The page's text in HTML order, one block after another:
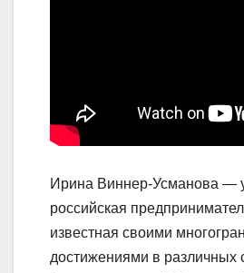
Ирина Виннер-Усманова —
российская
известная своими
достижениями в различных